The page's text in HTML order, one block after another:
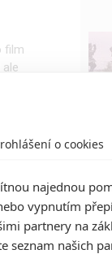
film
o cookies
najednou
vypnutím
partnery na
seznam našich